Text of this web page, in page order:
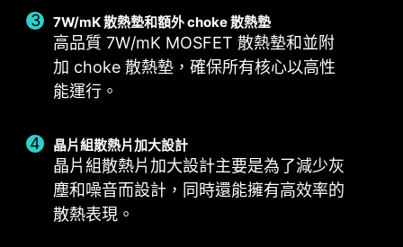
7W/mK 散熱墊和額外 choke 散熱墊
高品質 7W/mK MOSFET 散熱墊和並附
加 choke 散熱墊，確保所有核心以高性
能運行。
晶片組散熱片加大設計
晶片組散熱片加大設計主要是為了減少灰
塵和噪音而設計，同時還能擁有高效率的
散熱表現。
CPU 散熱器
最多可儲存 5 組不同情境設定檔
Smart Fan
用戶可設定四組溫度與風扇轉速節點，並允許手動
調整溫度曲線。
Follow MSI Center 模
根據使用的情境，自動調整風扇設定。
BIOS 模
在 BIOS 中調整風扇設定。
允許玩家自行定義風扇設定。